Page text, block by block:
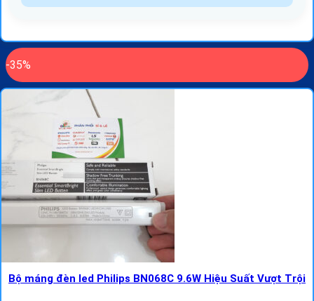
-35%
Bộ máng đèn led Philips BN068C 9.6W Hiệu Suất Vượt Trội